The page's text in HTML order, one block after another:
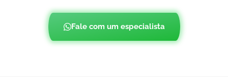
Fale com um especialista